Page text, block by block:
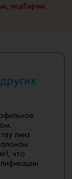
подберем
линз
что